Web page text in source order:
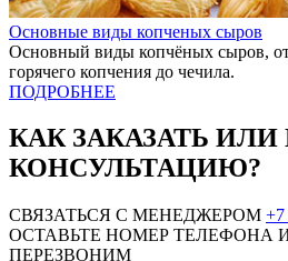
Основные виды копченых сыров
Основный виды копчёных сыров, от
горячего копчения до чечила.
ПОДРОБНЕЕ
КАК ЗАКАЗАТЬ
КОНСУЛЬТАЦИЮ?
СВЯЗАТЬСЯ С МЕНЕДЖЕРОМ +7
ОСТАВЬТЕ НОМЕР ТЕЛЕФОНА
ПЕРЕЗВОНИМ